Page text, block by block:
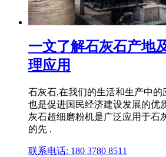
一文了解石灰石产地
理应用
石灰石,在我们的生活和生产中的
也是促进国民经济建设发展的优
灰石超细磨粉机是广泛应用于石
的先 .
联系电话: 180 3780 8511